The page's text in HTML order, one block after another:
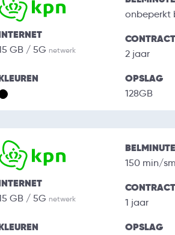
GB / 5G netwerk
onbeperkt
2 jaar
OPSLAG
128GB
GB / 5G netwerk
150 min/
1 jaar
OPSLAG